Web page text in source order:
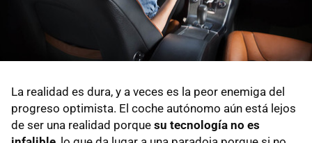
La realidad es dura, y a veces es la peor enemiga del
progreso optimista. El coche autónomo aún está lejos
de ser una realidad porque su tecnología no es